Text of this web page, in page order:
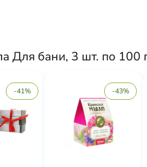
Для бани, 3 шт. по 100
-41% -43%